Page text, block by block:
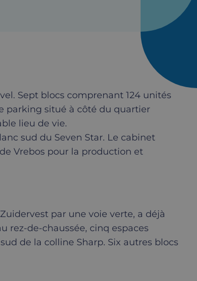
Sept blocs comprenant 124 unités
parking situé à côté du quartier
lieu de vie.
sud du Seven Star. Le cabinet
Vrebos pour la production et
par une voie verte, a déjà
rez-de-chaussée, cinq espaces
de la colline Sharp. Six autres blocs